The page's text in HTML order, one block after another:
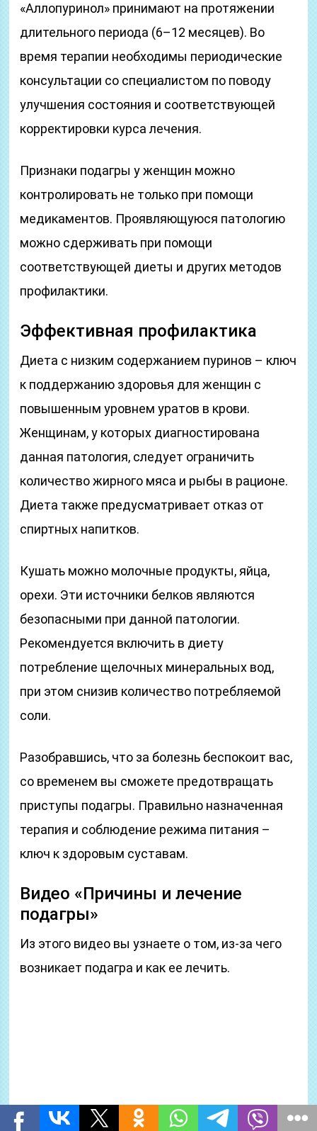
«Аллопуринол» принимают на протяжении
длительного периода (6–12 месяцев). Во
время терапии необходимы периодические
консультации со специалистом по поводу
улучшения состояния и соответствующей
корректировки курса лечения.
Признаки подагры у женщин можно
контролировать не только при помощи
медикаментов. Проявляющуюся патологию
можно сдерживать при помощи
соответствующей диеты и других методов
профилактики.
Эффективная профилактика
Диета с низким содержанием пуринов – ключ
к поддержанию здоровья для женщин с
повышенным уровнем уратов в крови.
Женщинам, у которых диагностирована
данная патология, следует ограничить
количество жирного мяса и рыбы в рационе.
Диета также предусматривает отказ от
спиртных напитков.
Кушать можно молочные продукты, яйца,
орехи. Эти источники белков являются
безопасными при данной патологии.
Рекомендуется включить в диету
потребление щелочных минеральных вод,
при этом снизив количество потребляемой
соли.
Разобравшись, что за болезнь беспокоит вас,
со временем вы сможете предотвращать
приступы подагры. Правильно назначенная
терапия и соблюдение режима питания –
ключ к здоровым суставам.
Видео «Причины и лечение
подагры»
Из этого видео вы узнаете о том, из-за чего
возникает подагра и как ее лечить.